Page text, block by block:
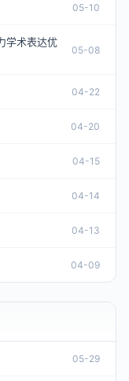
05-10
学术表达优
05-08
04-22
04-20
04-15
04-14
04-13
04-09
05-29